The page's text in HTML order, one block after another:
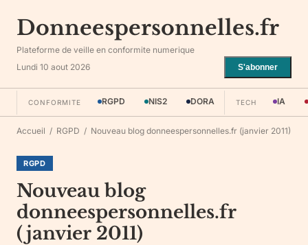
Donneespersonnelles.fr
Plateforme de veille en conformite numerique
Lundi 10 aout 2026
S'abonner
CONFORMITE RGPD NIS2 DORA TECH IA
Accueil / RGPD / Nouveau blog donneespersonnelles.fr (janvier 2011)
RGPD
Nouveau blog
donneespersonnelles.fr
(janvier 2011)